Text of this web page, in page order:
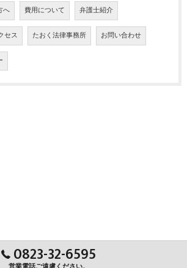
へ 費用について 弁護士紹介
セス たおく法律事務所 お問い合わせ
0823-32-6595